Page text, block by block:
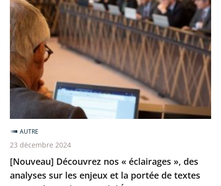
Découvrez
nos
«
éclairages
»,
des
analyses
les
enjeux
et
la
portée
[Nouveau] Découvrez nos « éclairages », des
analyses sur les enjeux et la portée de textes
AUTRE
23 décembre 2024